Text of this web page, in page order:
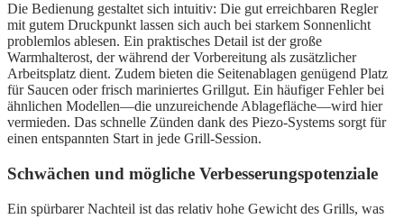
Die Bedienung gestaltet sich intuitiv: Die gut erreichbaren Regler
mit gutem Druckpunkt lassen sich auch bei starkem Sonnenlicht
problemlos ablesen. Ein praktisches Detail ist der große
Warmhalterost, der während der Vorbereitung als zusätzlicher
Arbeitsplatz dient. Zudem bieten die Seitenablagen genügend Platz
für Saucen oder frisch mariniertes Grillgut. Ein häufiger Fehler bei
ähnlichen Modellen—die unzureichende Ablagefläche—wird hier
vermieden. Das schnelle Zünden dank des Piezo-Systems sorgt für
einen entspannten Start in jede Grill-Session.
Schwächen und mögliche Verbesserungspotenziale
Ein spürbarer Nachteil ist das relativ hohe Gewicht des Grills, was